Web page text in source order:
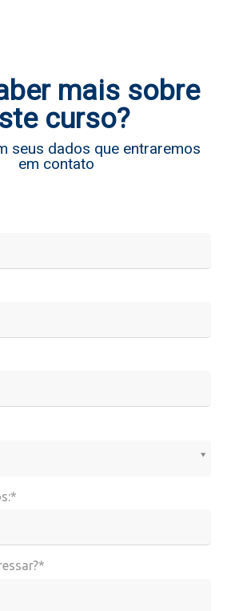
mais sobre
curso?
seus dados que entraremos
em contato